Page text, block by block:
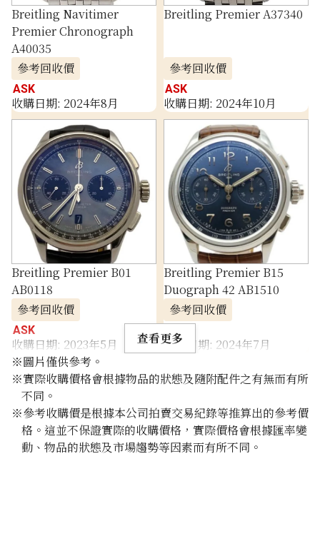
Breitling Navitimer
Premier Chronograph
A40035
參考回收價
ASK
收購日期: 2024年8月
Breitling Premier A37340
參考回收價
ASK
收購日期: 2024年10月
Breitling Premier B01
AB0118
參考回收價
ASK
收購日期: 2023年5月
Breitling Premier B15
Duograph 42 AB1510
參考回收價
ASK
收購日期: 2024年7月
查看更多
※圖片僅供參考。
※實際收購價格會根據物品的狀態及隨附配件之有無而有所
不同。
※參考收購價是根據本公司拍賣交易紀錄等推算出的參考價
格。這並不保證實際的收購價格，實際價格會根據匯率變
動、物品的狀態及市場趨勢等因素而有所不同。